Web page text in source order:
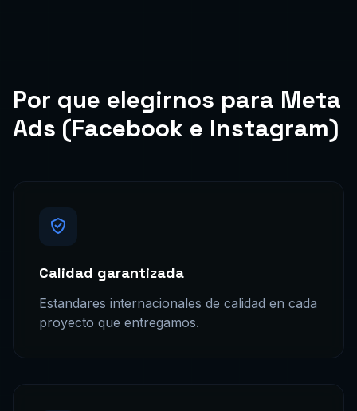
Por que elegirnos para Meta
Ads (Facebook e Instagram)
Calidad garantizada
Estandares internacionales de calidad en cada
proyecto que entregamos.